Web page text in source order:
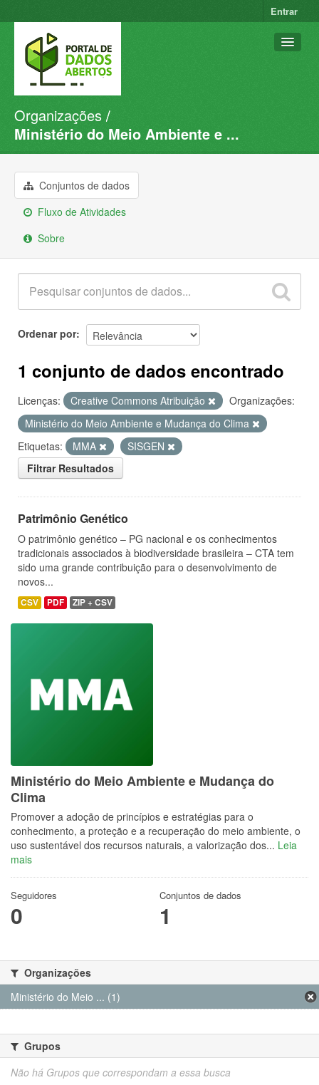
Entrar
Conjuntos de dados
Organizações
Sobre
Organizações
Ministério do Meio Ambiente e ...
Conjuntos de dados
Fluxo de Atividades
Sobre
Ordenar por
1 conjunto de dados encontrado
Licenças: Creative Commons Atribuição
Organizações:
Ministério do Meio Ambiente e Mudança do Clima
Etiquetas:
MMA
SISGEN
Filtrar Resultados
Patrimônio Genético
O patrimônio genético – PG nacional e os conhecimentos
tradicionais associados à biodiversidade brasileira – CTA tem
sido uma grande contribuição para o desenvolvimento de
novos...
CSV PDF ZIP + CSV
Ministério do Meio Ambiente e Mudança do
Clima
Promover a adoção de princípios e estratégias para o
conhecimento, a proteção e a recuperação do meio ambiente, o
uso sustentável dos recursos naturais, a valorização dos... Leia
mais
Seguidores
0
Conjuntos de dados
1
Organizações
Ministério do Meio ... (1)
Grupos
Não há Grupos que correspondam a essa busca